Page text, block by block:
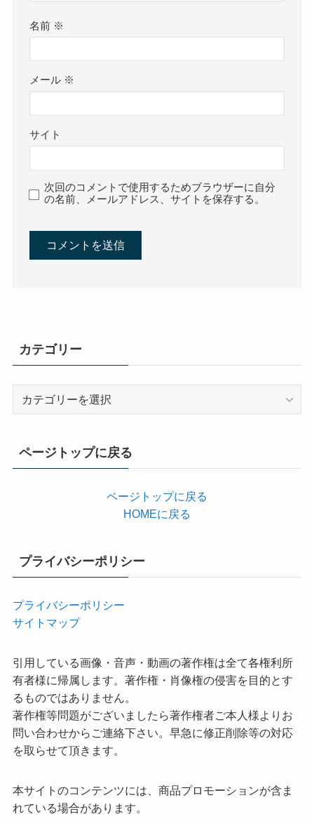
名前 ※
メール ※
サイト
次回のコメントで使用するためブラウザーに自分
の名前、メールアドレス、サイトを保存する。
カテゴリー
ページトップに戻る
ページトップに戻る
HOMEに戻る
プライバシーポリシー
プライバシーポリシー
サイトマップ
引用している画像・音声・動画の著作権は全て各権利所
有者様に帰属します。著作権・肖像権の侵害を目的とす
るものではありません。
著作権等問題がございましたら著作権者ご本人様よりお
問い合わせからご連絡下さい。早急に修正削除等の対応
を取らせて頂きます。
本サイトのコンテンツには、商品プロモーションが含ま
れている場合があります。